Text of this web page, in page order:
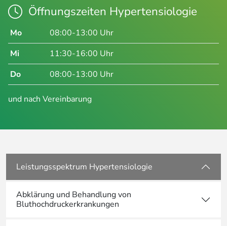
Öffnungszeiten Hypertensiologie
Mo
08:00-13:00 Uhr
Mi
11:30-16:00 Uhr
Do
08:00-13:00 Uhr
und nach Vereinbarung
Leistungsspektrum Hypertensiologie
Abklärung und Behandlung von
Bluthochdruckerkrankungen